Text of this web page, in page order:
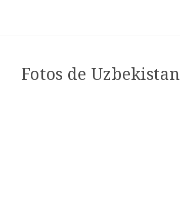
Fotos de Uzbekistan